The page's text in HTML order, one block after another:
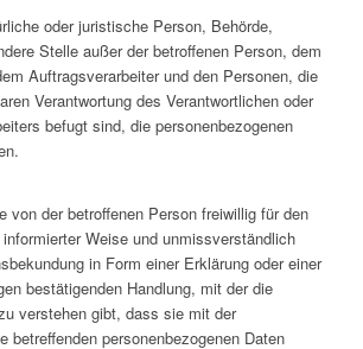
oder juristische Person, Behörde,
Stelle außer der betroffenen Person, dem
Auftragsverarbeiter und den Personen, die
Verantwortung des Verantwortlichen oder
befugt sind, die personenbezogenen
von der betroffenen Person freiwillig für den
Weise und unmissverständlich
in Form einer Erklärung oder einer
bestätigenden Handlung, mit der die
verstehen gibt, dass sie mit der
betreffenden personenbezogenen Daten